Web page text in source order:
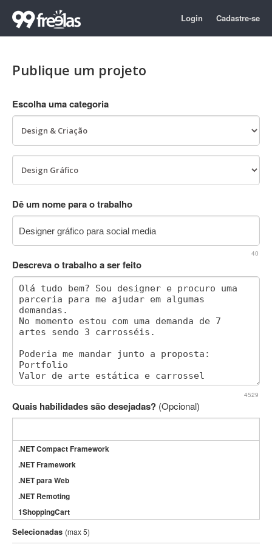
Login Cadastre-se
Publique um projeto
Escolha uma categoria
Dê um nome para o trabalho
40
Descreva o trabalho a ser feito
4529
Quais habilidades são desejadas? (Opcional)
.NET Compact Framework
.NET Framework
.NET para Web
.NET Remoting
1ShoppingCart
3DS Max
3GSM
Selecionadas (max 5)